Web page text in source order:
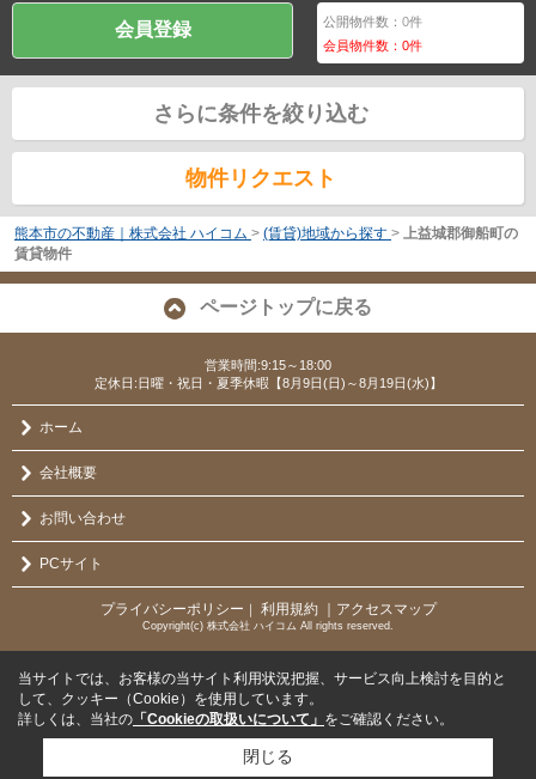
会員登録 公開物件数：0件
会員物件数：0件
さらに条件を絞り込む
物件リクエスト
熊本市の不動産｜株式会社 ハイコム > (賃貸)地域から探す > 上益城郡御船町の
賃貸物件
ページトップに戻る
営業時間:9:15～18:00
定休日:日曜・祝日・夏季休暇【8月9日(日)～8月19日(水)】
ホーム
会社概要
お問い合わせ
PCサイト
プライバシーポリシー ｜ 利用規約 ｜アクセスマップ
Copyright(c) 株式会社 ハイコム All rights reserved.
当サイトでは、お客様の当サイト利用状況把握、サービス向上検討を目的と
して、クッキー（Cookie）を使用しています。
詳しくは、当社の 「Cookieの取扱いについて」 をご確認ください。
閉じる